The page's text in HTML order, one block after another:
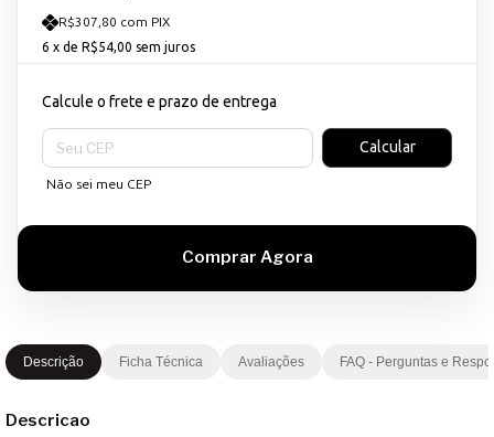
R$307,80 com PIX
6 x de R$54,00 sem juros
Calcule o frete e prazo de entrega
Entregas para o CEP:
Calcular
Não sei meu CEP
Descrição Ficha Técnica Avaliações FAQ - Perguntas e
Descricao